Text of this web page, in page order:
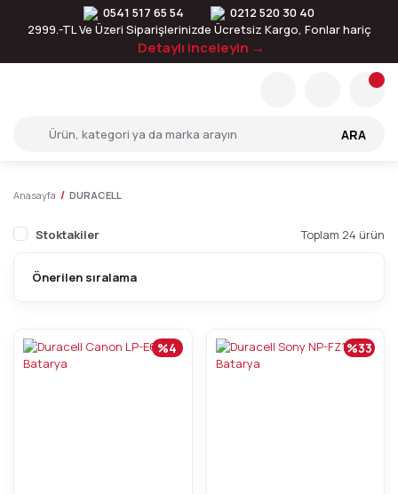
0541 517 65 54
0212 520 30 40
2999.-TL Ve Üzeri Siparişlerinizde Ücretsiz Kargo, Fonlar hariç
Detaylı inceleyin →
ARA
Anasayfa DURACELL
Stoktakiler Toplam 24 ürün
%4 %33